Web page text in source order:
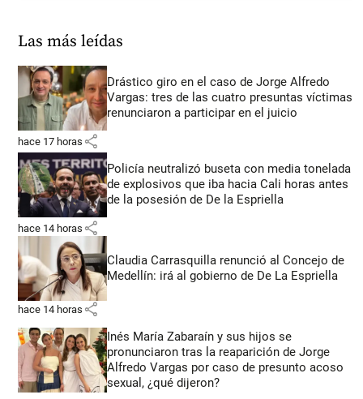
Las más leídas
Drástico giro en el caso de Jorge Alfredo
Vargas: tres de las cuatro presuntas víctimas
renunciaron a participar en el juicio
hace 17 horas share
Policía neutralizó buseta con media tonelada
de explosivos que iba hacia Cali horas antes
de la posesión de De la Espriella
hace 14 horas share
Claudia Carrasquilla renunció al Concejo de
Medellín: irá al gobierno de De La Espriella
hace 14 horas share
Inés María Zabaraín y sus hijos se
pronunciaron tras la reaparición de Jorge
Alfredo Vargas por caso de presunto acoso
sexual, ¿qué dijeron?